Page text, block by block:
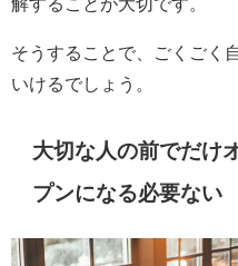
そうすることで、ごくごく
いけるでしょう。
大切な人の前でだけ
プンになる必要ない